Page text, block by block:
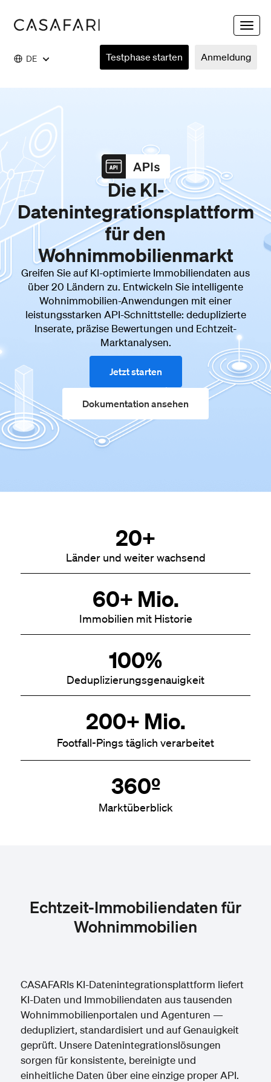
Toggle
DE Anmeldung
Testphase starten
Die KI-
Datenintegrationsplattform
für den
Wohnimmobilienmarkt
Greifen Sie auf KI-optimierte Immobiliendaten aus
über 20 Ländern zu. Entwickeln Sie intelligente
Wohnimmobilien-Anwendungen mit einer
leistungsstarken API-Schnittstelle: deduplizierte
Inserate, präzise Bewertungen und Echtzeit-
Marktanalysen.
Jetzt starten
Dokumentation ansehen
20+
Länder und weiter wachsend
60+ Mio.
Immobilien mit Historie
100%
Deduplizierungsgenauigkeit
200+ Mio.
Footfall-Pings täglich verarbeitet
360º
Marktüberblick
Echtzeit-Immobiliendaten für
Wohnimmobilien
CASAFARIs KI-Datenintegrationsplattform liefert
KI-Daten und Immobiliendaten aus tausenden
Wohnimmobilienportalen und Agenturen —
dedupliziert, standardisiert und auf Genauigkeit
geprüft. Unsere Datenintegrationslösungen
sorgen für konsistente, bereinigte und
einheitliche Daten über eine einzige proper API.